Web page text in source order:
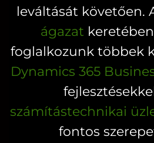
leváltását követően.
ágazat
foglalkozunk többek
Dynamics 365
számítástechnikai
fontos